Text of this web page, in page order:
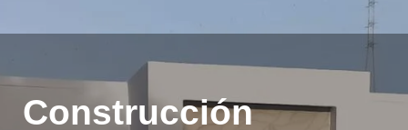
Construcción